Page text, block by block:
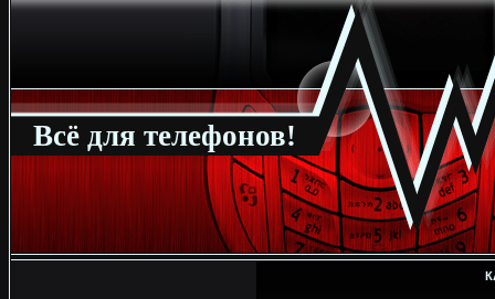
Всё для телефонов!